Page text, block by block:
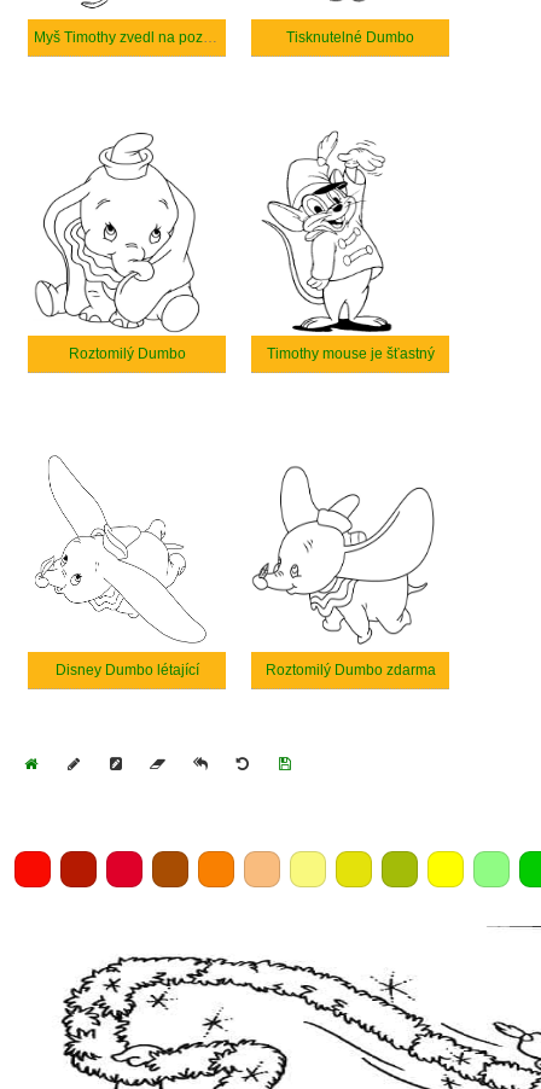
Myš Timothy zvedl na pozdrav klobouk Tisknutelné Dumbo
Roztomilý Dumbo Timothy mouse je šťastný
Disney Dumbo létající Roztomilý Dumbo zdarma